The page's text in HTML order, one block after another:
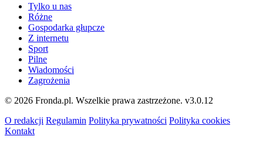
Tylko u nas
Różne
Gospodarka głupcze
Z internetu
Sport
Pilne
Wiadomości
Zagrożenia
© 2026 Fronda.pl. Wszelkie prawa zastrzeżone. v3.0.12
O redakcji Regulamin Polityka prywatności Polityka cookies
Kontakt